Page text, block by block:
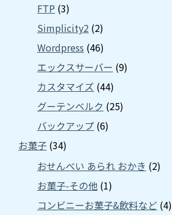
FTP (3)
Simplicity2 (2)
Wordpress (46)
エックスサーバー (9)
カスタマイズ (44)
グーテンベルク (25)
バックアップ (6)
お菓子 (34)
おせんべい あられ おかき (2)
お菓子-その他 (1)
コンビニーお菓子&飲料など (4)